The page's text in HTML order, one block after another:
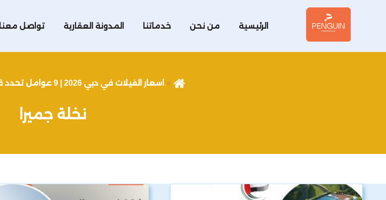
الرئيسية من نحن خدماتنا المدونة العقارية تواصل معنا
اسعار الفيلات في دبي 2026 | 9 عوامل تحدد قيمة الفيلا قبل الشراء
نخلة جميرا